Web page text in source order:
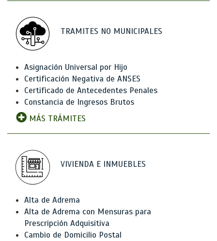
TRAMITES NO MUNICIPALES
Asignación Universal por Hijo
Certificación Negativa de ANSES
Certificado de Antecedentes Penales
Constancia de Ingresos Brutos
MÁS TRÁMITES
VIVIENDA E INMUEBLES
Alta de Adrema
Alta de Adrema con Mensuras para
Prescripción Adquisitiva
Cambio de Domicilio Postal